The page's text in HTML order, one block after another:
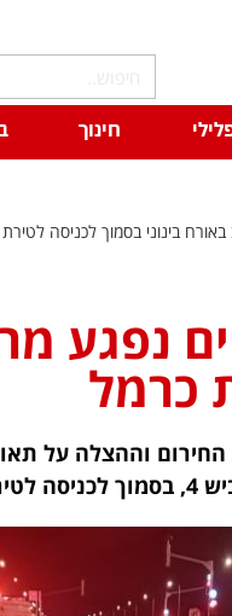
חינוך
בינוני בסמוך לכניסה
נפגע
כרמל
לכוחות החירום